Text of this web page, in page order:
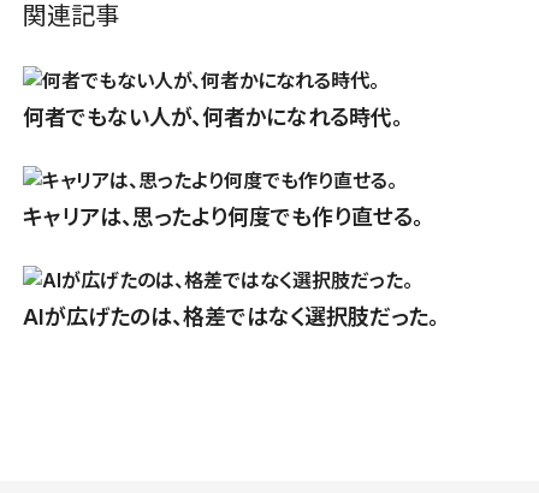
関連記事
何者でもない人が、何者かになれる時代。
キャリアは、思ったより何度でも作り直せる。
AIが広げたのは、格差ではなく選択肢だった。